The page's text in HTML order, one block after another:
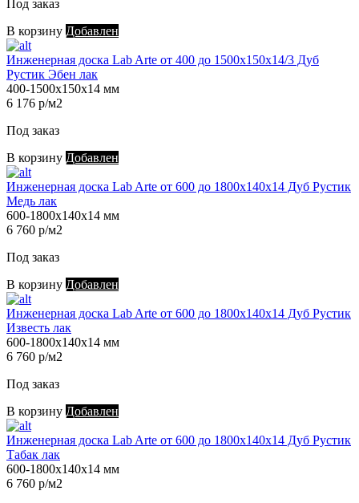
Под заказ
В корзину Добавлен
Инженерная доска Lab Arte от 400 до 1500х150х14/3 Дуб
Рустик Эбен лак
400-1500х150х14 мм
6 176 р/м2
Под заказ
В корзину Добавлен
Инженерная доска Lab Arte от 600 до 1800х140х14 Дуб Рустик
Медь лак
600-1800х140х14 мм
6 760 р/м2
Под заказ
В корзину Добавлен
Инженерная доска Lab Arte от 600 до 1800х140х14 Дуб Рустик
Известь лак
600-1800х140х14 мм
6 760 р/м2
Под заказ
В корзину Добавлен
Инженерная доска Lab Arte от 600 до 1800х140х14 Дуб Рустик
Табак лак
600-1800х140х14 мм
6 760 р/м2